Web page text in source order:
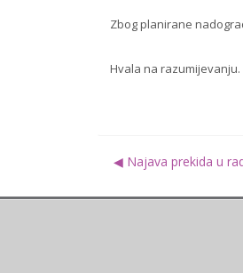
Zbog planirane
Hvala na razumijevanju.
◀︎ Najava prekida u